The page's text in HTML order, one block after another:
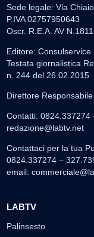
Sede legale: Via
P.IVA 02757950643
Oscr. R.E.A. AV
Editore: Consulservice
Testata giornalistica
n. 244 del 26.02.2015
Direttore
Contatti: 0824.337274
redazione@labtv.net
Contattaci per la tua
0824.337274 –
email:
LABTV
Palinsesto